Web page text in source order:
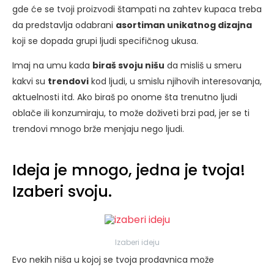
gde će se tvoji proizvodi štampati na zahtev kupaca treba
da predstavlja odabrani asortiman unikatnog dizajna
koji se dopada grupi ljudi specifičnog ukusa.
Imaj na umu kada biraš svoju nišu da misliš u smeru
kakvi su trendovi kod ljudi, u smislu njihovih interesovanja,
aktuelnosti itd. Ako biraš po onome šta trenutno ljudi
oblače ili konzumiraju, to može doživeti brzi pad, jer se ti
trendovi mnogo brže menjaju nego ljudi.
Ideja je mnogo, jedna je tvoja!
Izaberi svoju.
Izaberi ideju
Evo nekih niša u kojoj se tvoja prodavnica može